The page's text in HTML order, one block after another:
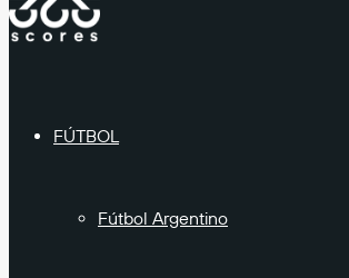
FÚTBOL
Fútbol Argentino